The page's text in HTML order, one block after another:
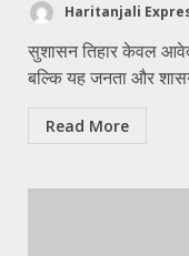
Haritanjali
सुशासन तिहार केवल
बल्कि यह जनता और
Read More